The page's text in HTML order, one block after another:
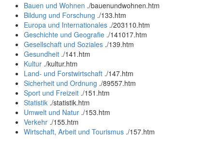
Bauen und Wohnen ./bauenundwohnen.htm
Bildung und Forschung ./133.htm
Europa und Internationales ./203110.htm
Geschichte und Geografie ./141017.htm
Gesellschaft und Soziales ./139.htm
Gesundheit ./141.htm
Kultur ./kultur.htm
Land- und Forstwirtschaft ./147.htm
Sicherheit und Ordnung ./89557.htm
Sport und Freizeit ./151.htm
Statistik ./statistik.htm
Umwelt und Natur ./153.htm
Verkehr ./155.htm
Wirtschaft, Arbeit und Tourismus ./157.htm